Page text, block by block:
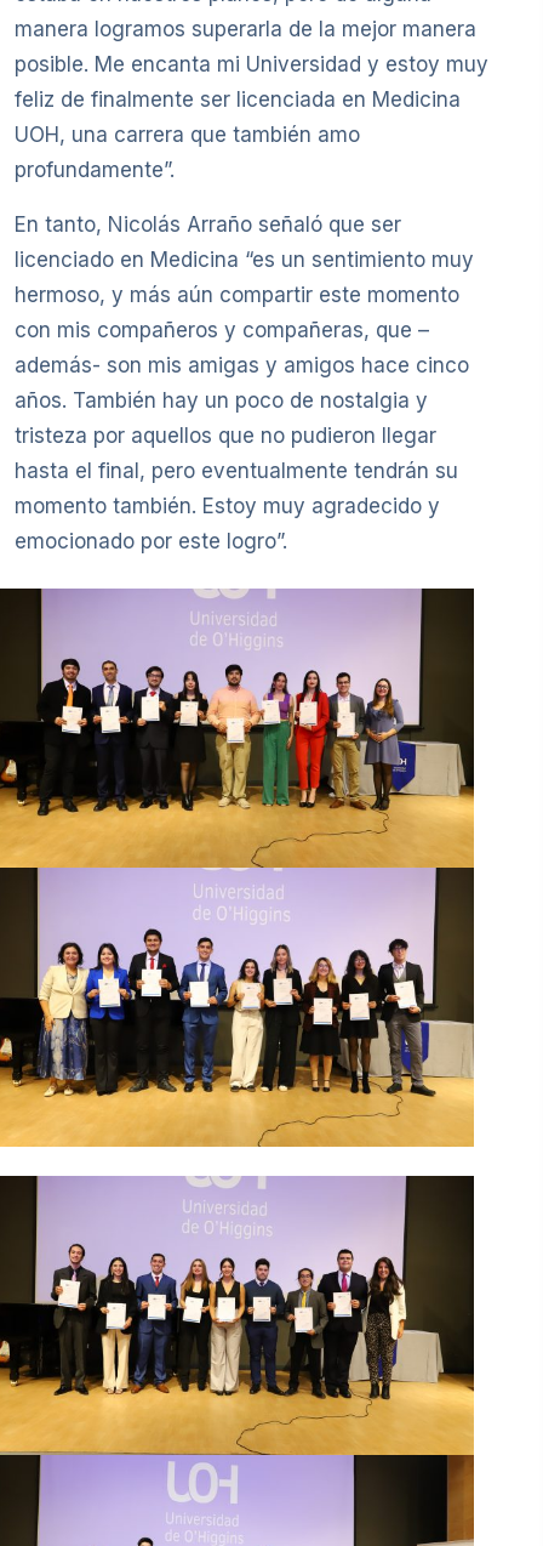
manera logramos superarla de la mejor manera
posible. Me encanta mi Universidad y estoy muy
feliz de finalmente ser licenciada en Medicina
UOH, una carrera que también amo
profundamente”.
En tanto, Nicolás Arraño señaló que ser
licenciado en Medicina “es un sentimiento muy
hermoso, y más aún compartir este momento
con mis compañeros y compañeras, que –
además- son mis amigas y amigos hace cinco
años. También hay un poco de nostalgia y
tristeza por aquellos que no pudieron llegar
hasta el final, pero eventualmente tendrán su
momento también. Estoy muy agradecido y
emocionado por este logro”.